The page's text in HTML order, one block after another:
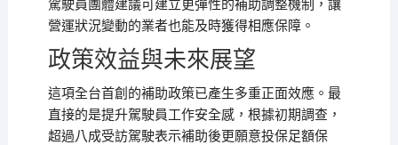
駕駛員團體建議可建立更彈性的補助調整機制，讓
營運狀況變動的業者也能及時獲得相應保障。
政策效益與未來展望
這項全台首創的補助政策已產生多重正面效應。最
直接的是提升駕駛員工作安全感，根據初期調查，
超過八成受訪駕駛表示補助後更願意投保足額保